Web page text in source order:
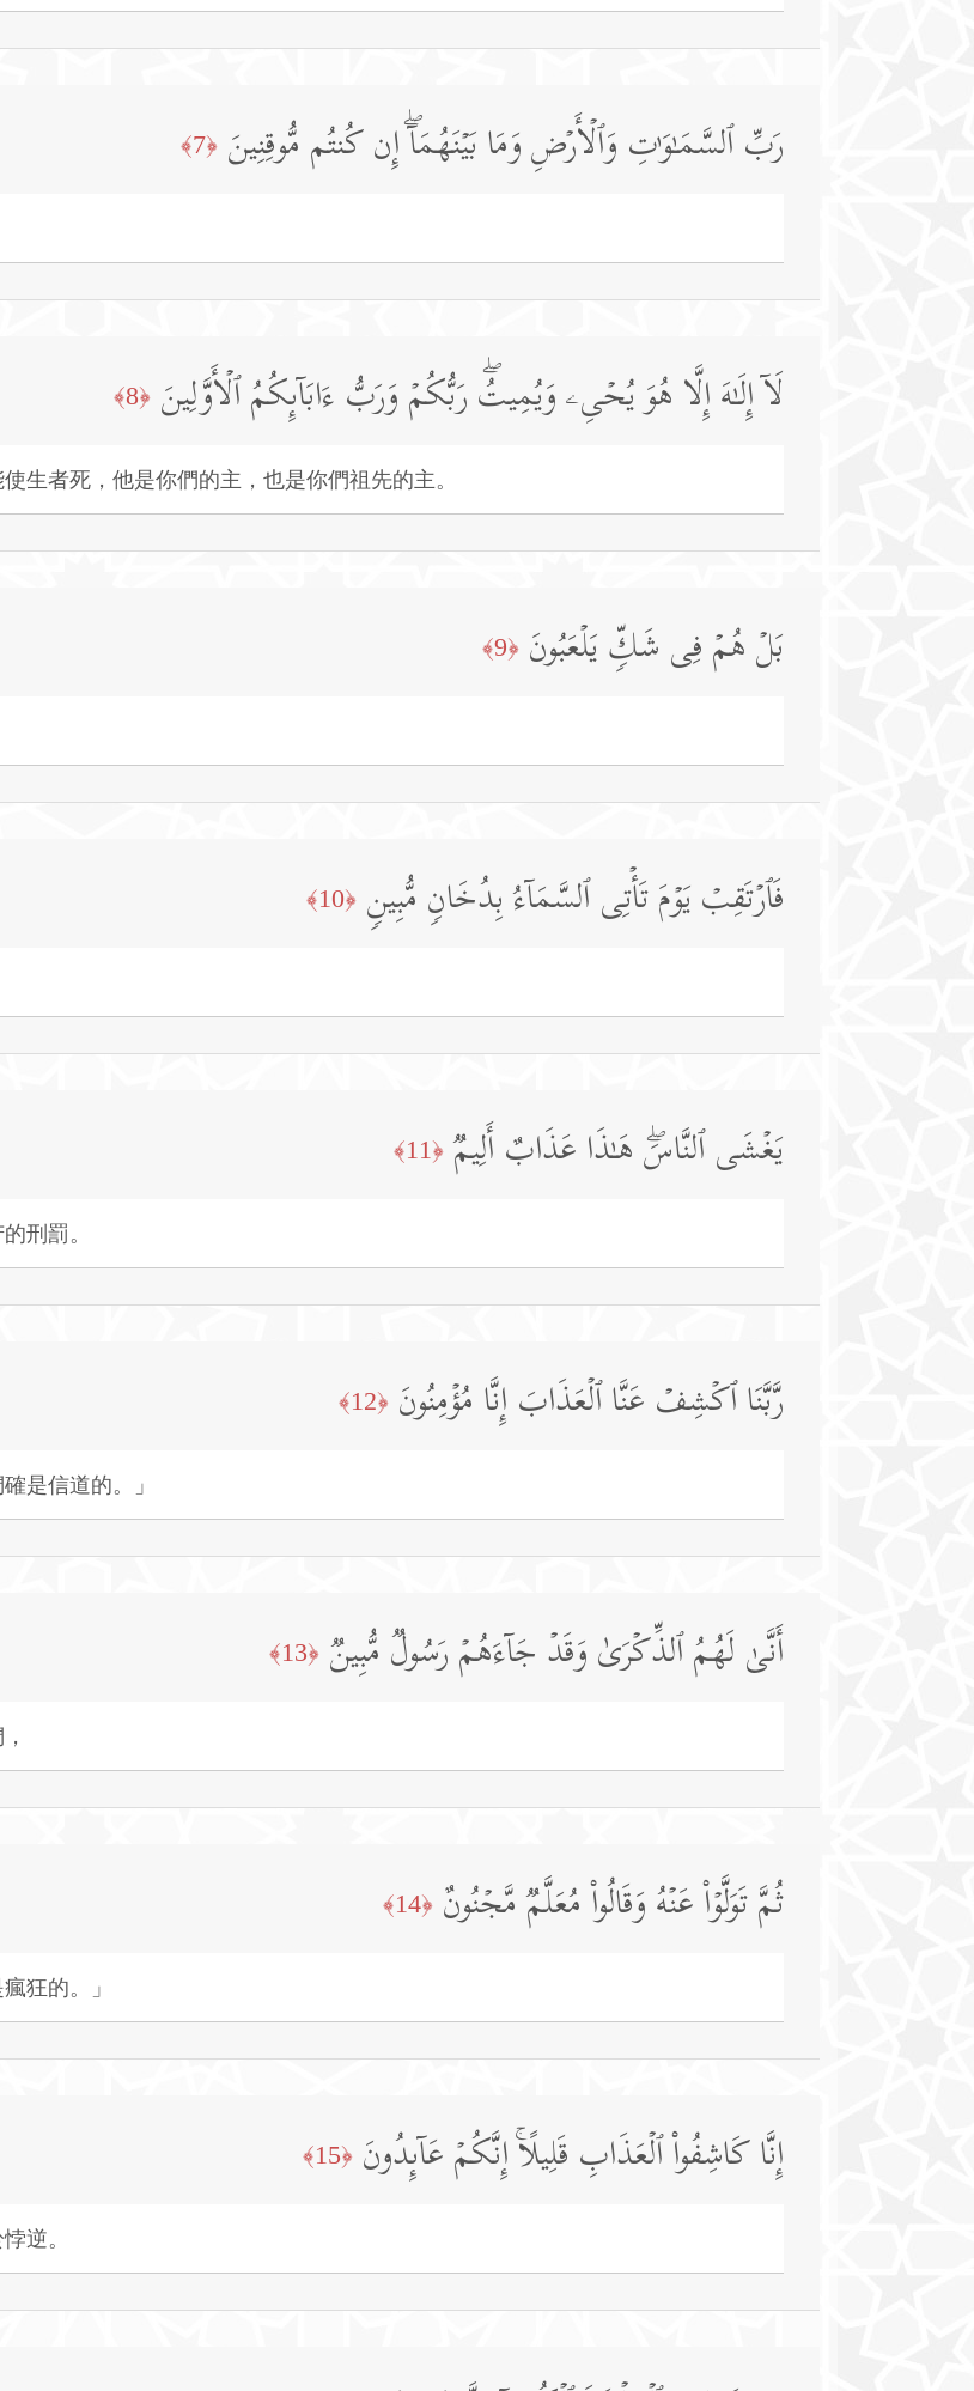
رَبِّ ٱلسَّمَـٰوَ ٰ⁠تِ وَٱلۡأَرۡضِ وَمَا بَیۡنَهُمَاۤۖ إِن كُنتُم مُّوقِنِینَ ﴿7﴾
لَاۤ إِلَـٰهَ إِلَّا هُوَ یُحۡیِۦ وَیُمِیتُۖ رَبُّكُمۡ وَرَبُّ ءَابَاۤىِٕكُمُ ٱلۡأَوَّلِینَ ﴿8﴾
生者死，他是你們的主，也是你們祖先的主。
بَلۡ هُمۡ فِی شَكࣲّ یَلۡعَبُونَ ﴿9﴾
فَٱرۡتَقِبۡ یَوۡمَ تَأۡتِی ٱلسَّمَاۤءُ بِدُخَانࣲ مُّبِینࣲ ﴿10﴾
یَغۡشَى ٱلنَّاسَۖ هَـٰذَا عَذَابٌ أَلِیمࣱ ﴿11﴾
刑罰。
رَّبَّنَا ٱكۡشِفۡ عَنَّا ٱلۡعَذَابَ إِنَّا مُؤۡمِنُونَ ﴿12﴾
是信道的。」
أَنَّىٰ لَهُمُ ٱلذِّكۡرَىٰ وَقَدۡ جَاۤءَهُمۡ رَسُولࣱ مُّبِینࣱ ﴿13﴾
ثُمَّ تَوَلَّوۡا۟ عَنۡهُ وَقَالُوا۟ مُعَلَّمࣱ مَّجۡنُونٌ ﴿14﴾
狂的。」
إِنَّا كَاشِفُوا۟ ٱلۡعَذَابِ قَلِیلًاۚ إِنَّكُمۡ عَاۤىِٕدُونَ ﴿15﴾
逆。